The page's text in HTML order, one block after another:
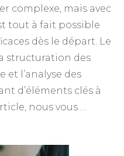
complexe, mais avec
tout à fait possible
dès le départ. Le
structuration des
et l’analyse des
d’éléments clés à
nous vous …